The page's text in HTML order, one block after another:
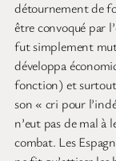
détournement de
être convoqué par
fut simplement
développa
fonction) et surtout
son « cri pour
n’eut pas de mal à
combat. Les